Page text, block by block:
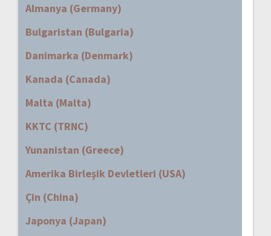
Almanya (Germany)
Bulgaristan (Bulgaria)
Danimarka (Denmark)
Kanada (Canada)
Malta (Malta)
KKTC (TRNC)
Yunanistan (Greece)
Amerika Birleşik Devletleri (USA)
Çin (China)
Japonya (Japan)